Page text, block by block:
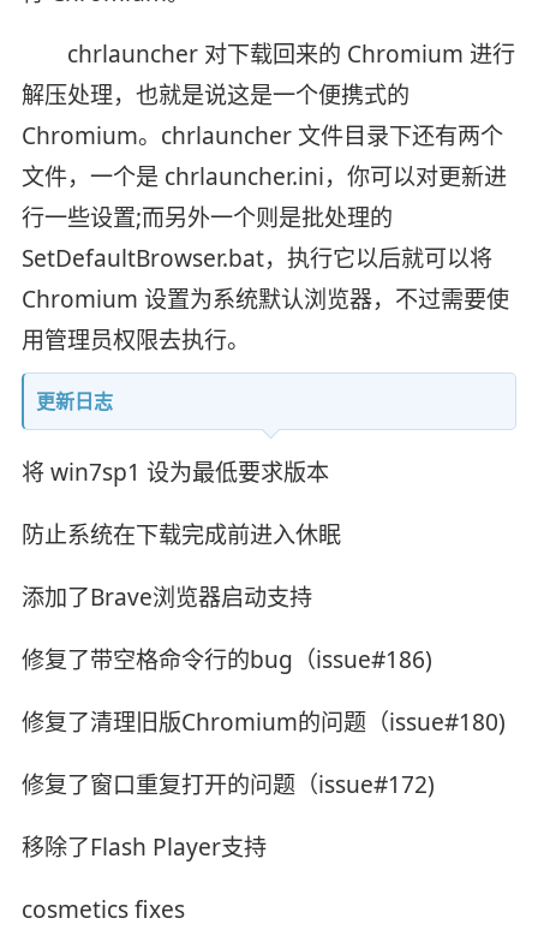
chrlauncher 对下载回来的 Chromium 进行
解压处理，也就是说这是一个便携式的
Chromium。chrlauncher 文件目录下还有两个
文件，一个是 chrlauncher.ini，你可以对更新进
行一些设置;而另外一个则是批处理的
SetDefaultBrowser.bat，执行它以后就可以将
Chromium 设置为系统默认浏览器，不过需要使
用管理员权限去执行。
更新日志
将 win7sp1 设为最低要求版本
防止系统在下载完成前进入休眠
添加了Brave浏览器启动支持
修复了带空格命令行的bug（issue#186)
修复了清理旧版Chromium的问题（issue#180)
修复了窗口重复打开的问题（issue#172)
移除了Flash Player支持
cosmetics fixes